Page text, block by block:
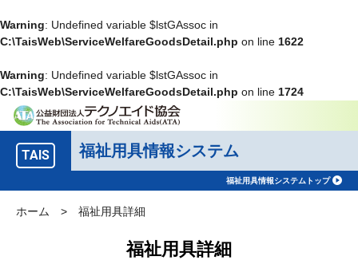
Warning: Undefined variable $lstGAssoc in
C:\TaisWeb\ServiceWelfareGoodsDetail.php on line 1622
Warning: Undefined variable $lstGAssoc in
C:\TaisWeb\ServiceWelfareGoodsDetail.php on line 1724
TAIS 福祉用具情報システム
福祉用具情報システムトップ
ホーム > 福祉用具詳細
福祉用具詳細